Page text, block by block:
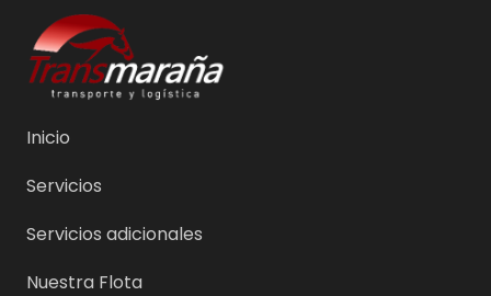
Inicio
Servicios
Servicios adicionales
Nuestra Flota